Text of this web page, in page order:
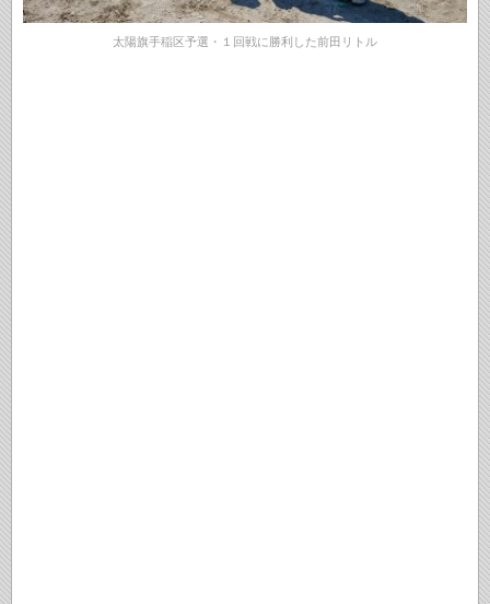
太陽旗手稲区予選・１回戦に勝利した前田リトル